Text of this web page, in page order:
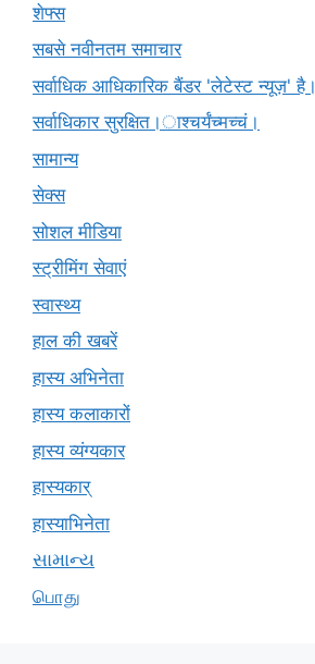
शेफ्स
सबसे नवीनतम समाचार
सर्वाधिक आधिकारिक बैंडर 'लेटेस्ट न्यूज़' है।
सर्वाधिकार सुरक्षित।ाश्चर्यंच्मच्चं।
सामान्य
सेक्स
सोशल मीडिया
स्ट्रीमिंग सेवाएं
स्वास्थ्य
हाल की खबरें
हास्य अभिनेता
हास्य कलाकारों
हास्य व्यंग्यकार
हास्यकार्
हास्याभिनेता
સામાન્ય
பொது